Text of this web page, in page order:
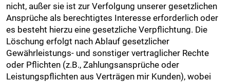
nicht, außer sie ist zur Verfolgung unserer gesetzlichen
Ansprüche als berechtigtes Interesse erforderlich oder
es besteht hierzu eine gesetzliche Verpflichtung. Die
Löschung erfolgt nach Ablauf gesetzlicher
Gewährleistungs- und sonstiger vertraglicher Rechte
oder Pflichten (z.B., Zahlungsansprüche oder
Leistungspflichten aus Verträgen mir Kunden), wobei